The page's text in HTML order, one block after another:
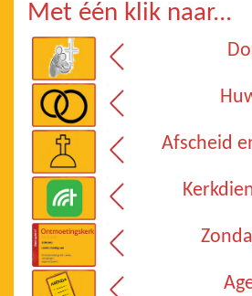
Met één klik naar...
Afscheid